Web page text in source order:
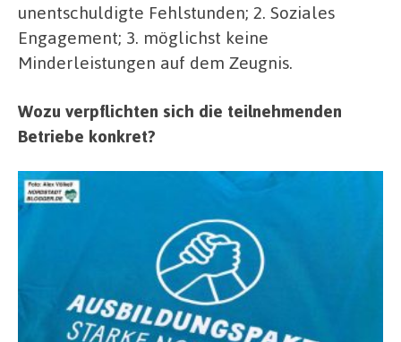
unentschuldigte Fehlstunden; 2. Soziales
Engagement; 3. möglichst keine
Minderleistungen auf dem Zeugnis.
Wozu verpflichten sich die teilnehmenden
Betriebe konkret?